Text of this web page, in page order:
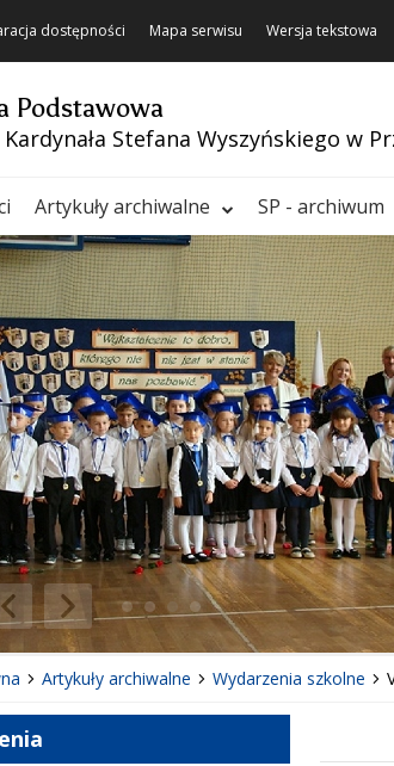
dostępności Mapa serwisu Wersja tekstowa
Podstawowa
Kardynała Stefana Wyszyńskiego w
Artykuły archiwalne SP - archiwum
Element
Następny Element
Artykuły archiwalne Wydarzenia szkolne